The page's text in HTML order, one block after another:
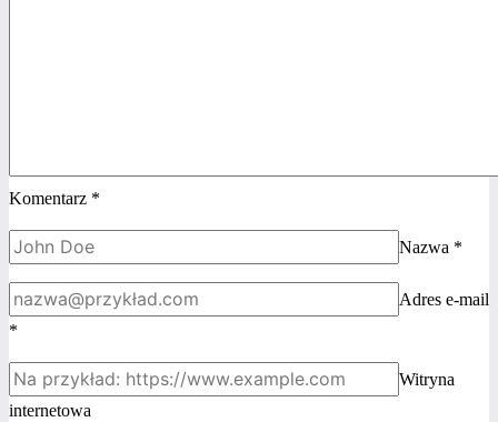
Komentarz *
Nazwa *
Adres e-mail
*
Witryna
internetowa